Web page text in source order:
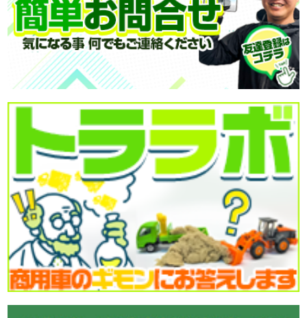
本日も安全運転・ご安全に!
お問合せの際にはHPを見たとお伝え頂くとスムーズです。
【商品番号:14363】
営業担当:高橋
8月スタートしました!!
今日も元気に頑張りましょう!
●本日ご紹介車両●
【商品番号:14523】アルミバン H28 デュトロ 日本フルハーフ
製 標準ロングボディ ラッシングレール2段
☎0120-93-8833 営業担当:鎌田
「HP見て」とお伝えいただけるとスムーズです❗
2026-07-31
喉が渇いたと感じる前にこまめな水分補給をしましょう!
皆さん今日も一日ご安全に‼
●本日ご紹介車両●
【商品番号:14496】格納PG付アルミウイング H29 クオン パ